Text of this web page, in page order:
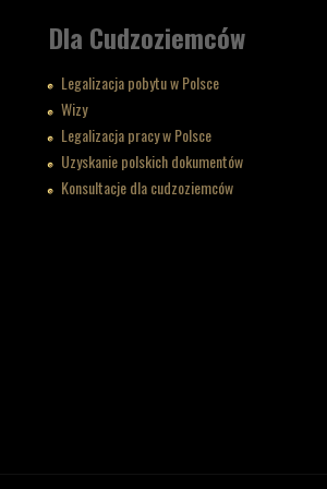
Dla Cudzoziemców
Legalizacja pobytu w Polsce
Wizy
Legalizacja pracy w Polsce
Uzyskanie polskich dokumentów
Konsultacje dla cudzoziemców